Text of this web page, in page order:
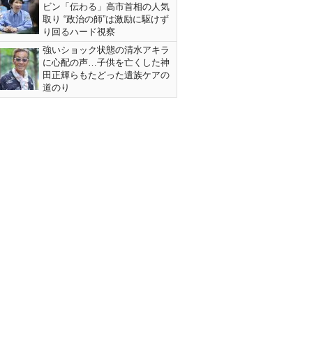
ビン「伝わる」高市首相の人気
取り “政治の師”は激励に駆けず
り回るハード視察
強いショック状態の清水アキラ
に心配の声…子供を亡くした神
田正輝らもたどった遺族ケアの
道のり